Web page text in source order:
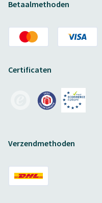
Betaalmethoden
Certificaten
Verzendmethoden